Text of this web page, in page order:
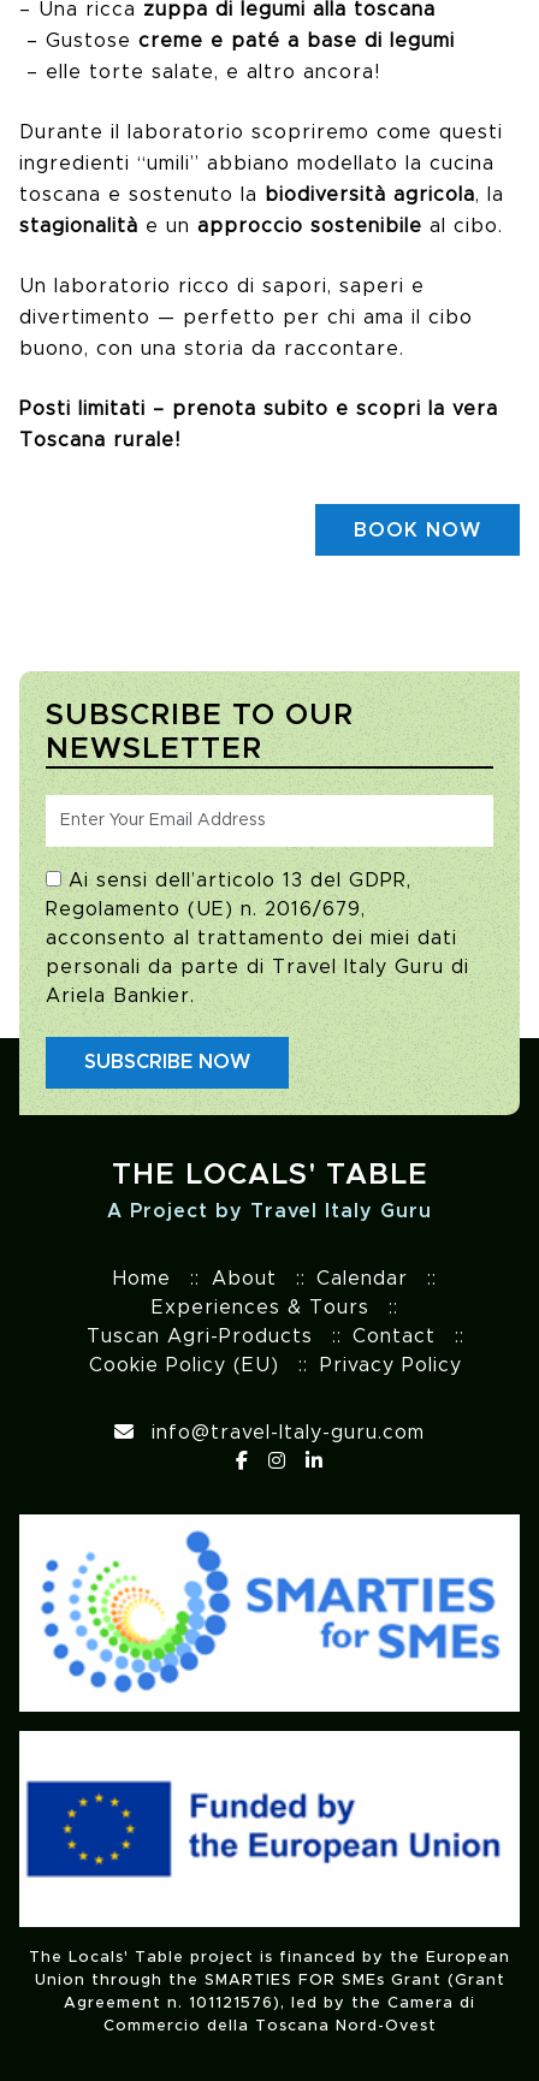
– Una ricca zuppa di legumi alla toscana
– Gustose creme e paté a base di legumi
– elle torte salate, e altro ancora!
Durante il laboratorio scopriremo come questi
ingredienti “umili” abbiano modellato la cucina
toscana e sostenuto la
biodiversità agricola, la
stagionalità e un approccio sostenibile al cibo.
Un laboratorio ricco di sapori, saperi e
divertimento — perfetto per chi ama il cibo
buono, con una storia da raccontare.
Posti limitati – prenota subito e scopri la vera
Toscana rurale!
BOOK NOW
SUBSCRIBE TO OUR
NEWSLETTER
Ai sensi dell’articolo 13 del GDPR,
Regolamento (UE) n. 2016/679,
acconsento al trattamento dei miei dati
personali da parte di Travel Italy Guru di
Ariela Bankier.
SUBSCRIBE NOW
THE LOCALS' TABLE
A Project by Travel Italy Guru
Home About
Calendar
Experiences & Tours
Tuscan Agri-Products
Contact
Cookie Policy (EU)
Privacy Policy
info@travel-Italy-guru.com
The Locals' Table project is financed by the European
Union through the SMARTIES FOR SMEs Grant (Grant
Agreement n. 101121576), led by the Camera di
Commercio della Toscana Nord-Ovest